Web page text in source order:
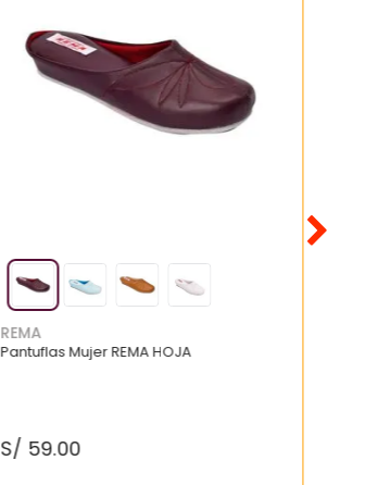
REMA
Pantuflas Mujer REMA HOJA
S/ 59.00